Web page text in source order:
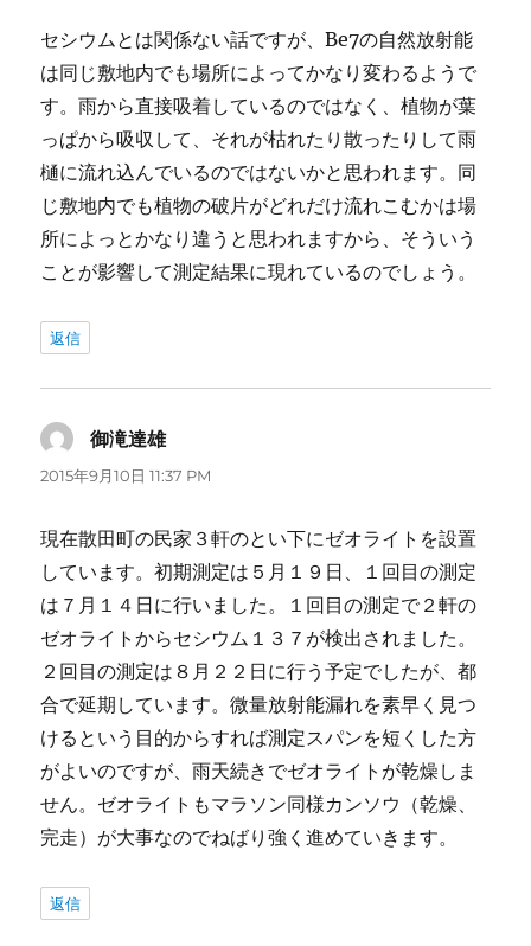
セシウムとは関係ない話ですが、Be7の自然放射能
は同じ敷地内でも場所によってかなり変わるようで
す。雨から直接吸着しているのではなく、植物が葉
っぱから吸収して、それが枯れたり散ったりして雨
樋に流れ込んでいるのではないかと思われます。同
じ敷地内でも植物の破片がどれだけ流れこむかは場
所によっとかなり違うと思われますから、そういう
ことが影響して測定結果に現れているのでしょう。
返信
御滝達雄よ
り:
2015年9月10日 11:37 PM
現在散田町の民家３軒のとい下にゼオライトを設置
しています。初期測定は５月１９日、１回目の測定
は７月１４日に行いました。１回目の測定で２軒の
ゼオライトからセシウム１３７が検出されました。
２回目の測定は８月２２日に行う予定でしたが、都
合で延期しています。微量放射能漏れを素早く見つ
けるという目的からすれば測定スパンを短くした方
がよいのですが、雨天続きでゼオライトが乾燥しま
せん。ゼオライトもマラソン同様カンソウ（乾燥、
完走）が大事なのでねばり強く進めていきます。
返信